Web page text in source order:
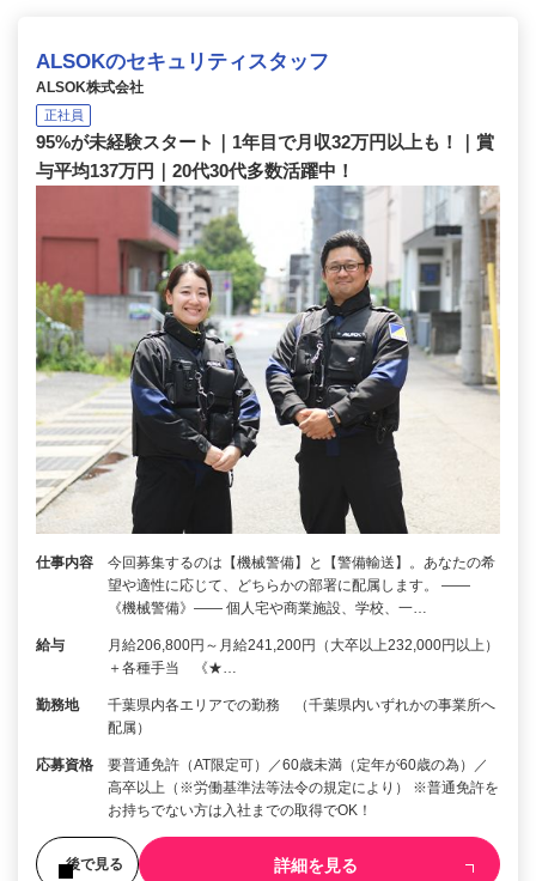
ALSOKのセキュリティスタッフ
ALSOK株式会社
正社員
95%が未経験スタート｜1年目で月収32万円以上も！｜賞
与平均137万円｜20代30代多数活躍中！
仕事内容
今回募集するのは【機械警備】と【警備輸送】。あなたの希
望や適性に応じて、どちらかの部署に配属します。 ――
《機械警備》―― 個人宅や商業施設、学校、一…
給与
月給206,800円～月給241,200円（大卒以上232,000円以上）
＋各種手当 《★…
勤務地
千葉県内各エリアでの勤務 （千葉県内いずれかの事業所へ
配属）
応募資格
要普通免許（AT限定可）／60歳未満（定年が60歳の為）／
高卒以上（※労働基準法等法令の規定により） ※普通免許を
お持ちでない方は入社までの取得でOK！
後で見る 詳細を見る